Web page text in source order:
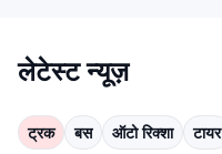
लेटेस्ट न्यूज़
ट्रक बस ऑटो रिक्शा टायर